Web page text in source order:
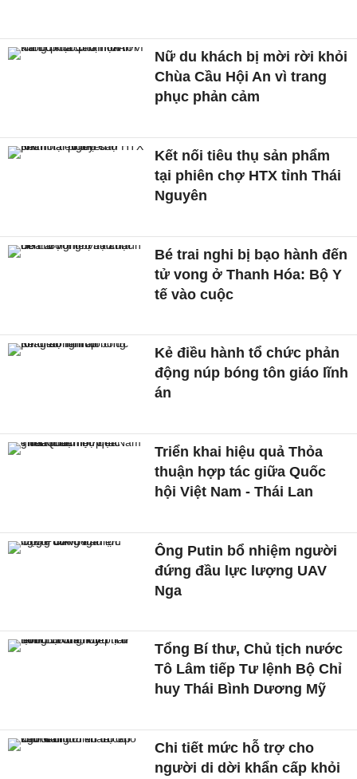
Nữ du khách bị mời rời khỏi
Chùa Cầu Hội An vì trang
phục phản cảm
Kết nối tiêu thụ sản phẩm
tại phiên chợ HTX tỉnh Thái
Nguyên
Bé trai nghi bị bạo hành đến
tử vong ở Thanh Hóa: Bộ Y
tế vào cuộc
Kẻ điều hành tổ chức phản
động núp bóng tôn giáo lĩnh
án
Triển khai hiệu quả Thỏa
thuận hợp tác giữa Quốc
hội Việt Nam - Thái Lan
Ông Putin bổ nhiệm người
đứng đầu lực lượng UAV
Nga
Tổng Bí thư, Chủ tịch nước
Tô Lâm tiếp Tư lệnh Bộ Chỉ
huy Thái Bình Dương Mỹ
Chi tiết mức hỗ trợ cho
người di dời khẩn cấp khỏi